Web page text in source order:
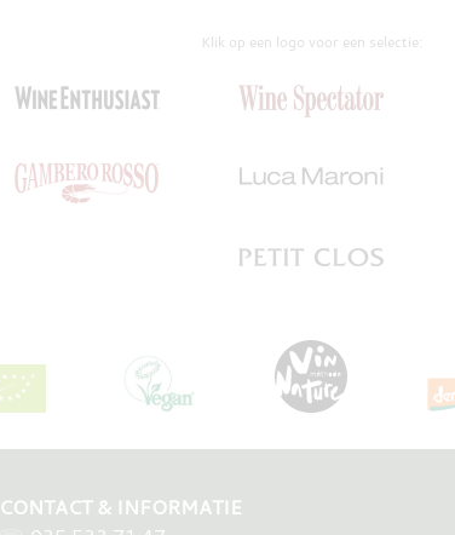
Klik op een logo voor een selectie:
CONTACT & INFORMATIE